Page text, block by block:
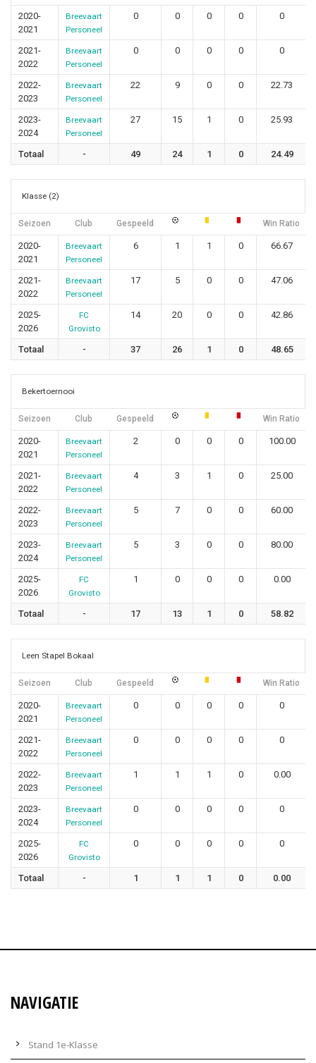
2020-
2021
Breevaart
Personeel
0 0 0 0 0
2021-
2022
Breevaart
Personeel
0 0 0 0 0
2022-
2023
Breevaart
Personeel
22 9 0 0 22.73
2023-
2024
Breevaart
Personeel
27 15 1 0 25.93
Totaal - 49 24 1 0 24.49
Klasse (2)
Seizoen Club Gespeeld Win Ratio
2020-
2021
Breevaart
Personeel
6 1 1 0 66.67
2021-
2022
Breevaart
Personeel
17 5 0 0 47.06
2025-
2026
FC
Grovisto
14 20 0 0 42.86
Totaal - 37 26 1 0 48.65
Bekertoernooi
Seizoen Club Gespeeld Win Ratio
2020-
2021
Breevaart
Personeel
2 0 0 0 100.00
2021-
2022
Breevaart
Personeel
4 3 1 0 25.00
2022-
2023
Breevaart
Personeel
5 7 0 0 60.00
2023-
2024
Breevaart
Personeel
5 3 0 0 80.00
2025-
2026
FC
Grovisto
1 0 0 0 0.00
Totaal - 17 13 1 0 58.82
Leen Stapel Bokaal
Seizoen Club Gespeeld Win Ratio
2020-
2021
Breevaart
Personeel
0 0 0 0 0
2021-
2022
Breevaart
Personeel
0 0 0 0 0
2022-
2023
Breevaart
Personeel
1 1 1 0 0.00
2023-
2024
Breevaart
Personeel
0 0 0 0 0
2025-
2026
FC
Grovisto
0 0 0 0 0
Totaal - 1 1 1 0 0.00
NAVIGATIE
Stand 1e-Klasse